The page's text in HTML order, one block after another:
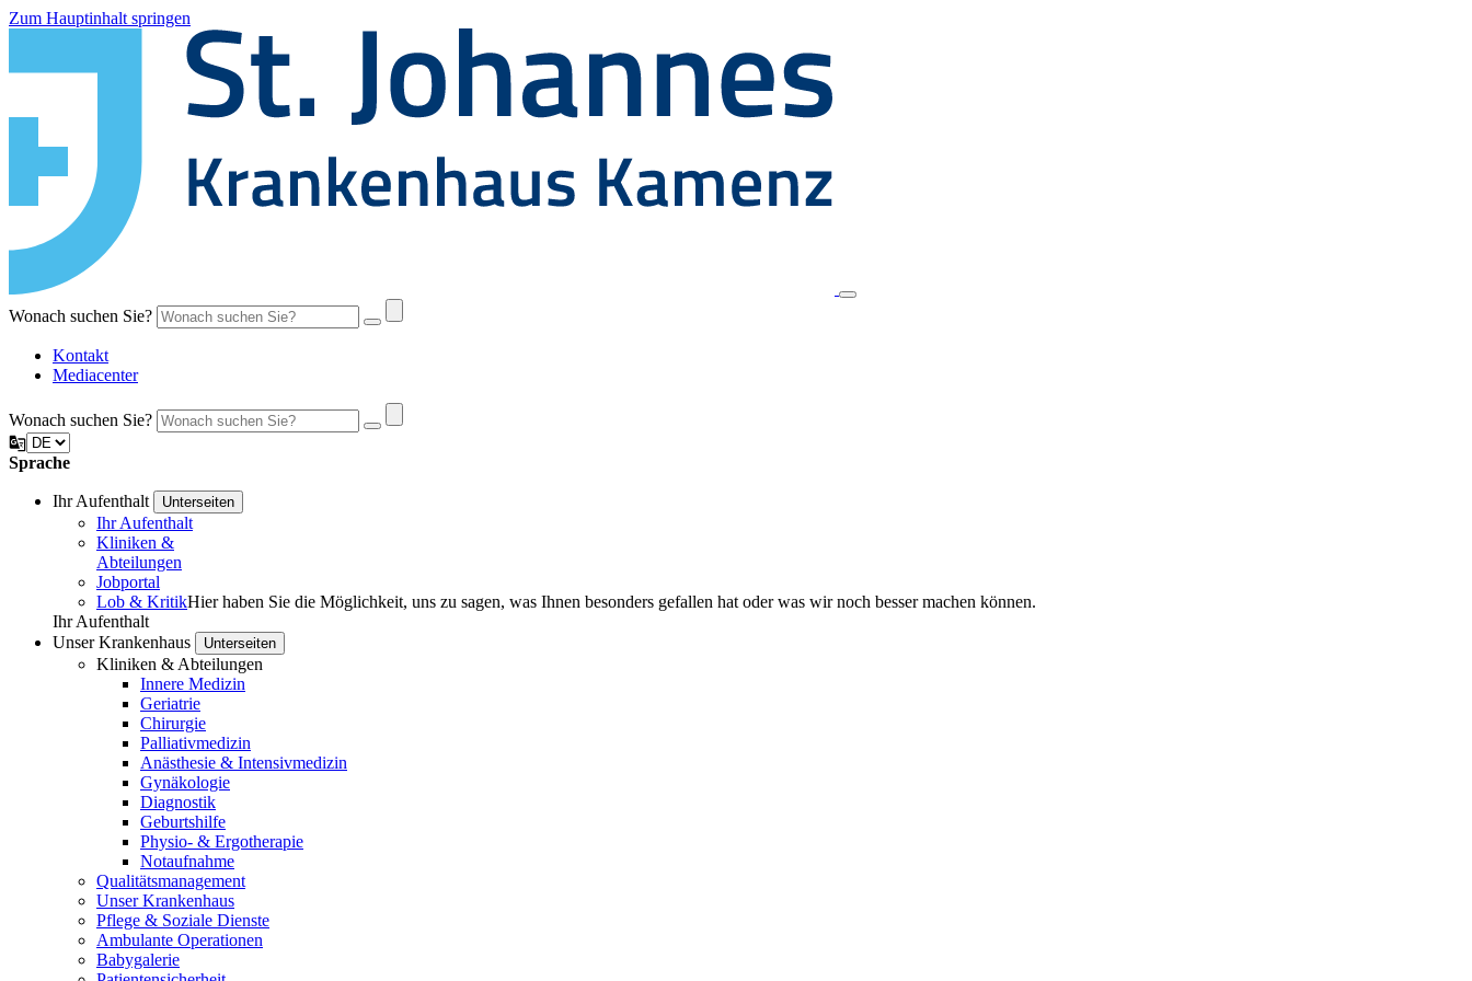
Zum Hauptinhalt springen
Wonach suchen Sie?
Kontakt
Mediacenter
Wonach suchen Sie?
Sprache
Ihr Aufenthalt Unterseiten
Ihr Aufenthalt
Kliniken &
Abteilungen
Jobportal
Lob & KritikHier haben Sie die Möglichkeit, uns zu sagen, was Ihnen besonders gefallen hat oder was wir noch besser machen können.
Ihr Aufenthalt
Unser Krankenhaus
Unterseiten
Kliniken & Abteilungen
Innere Medizin
Geriatrie
Chirurgie
Palliativmedizin
Anästhesie & Intensivmedizin
Gynäkologie
Diagnostik
Geburtshilfe
Physio- & Ergotherapie
Notaufnahme
Qualitätsmanagement
Unser Krankenhaus
Pflege & Soziale Dienste
Ambulante Operationen
Babygalerie